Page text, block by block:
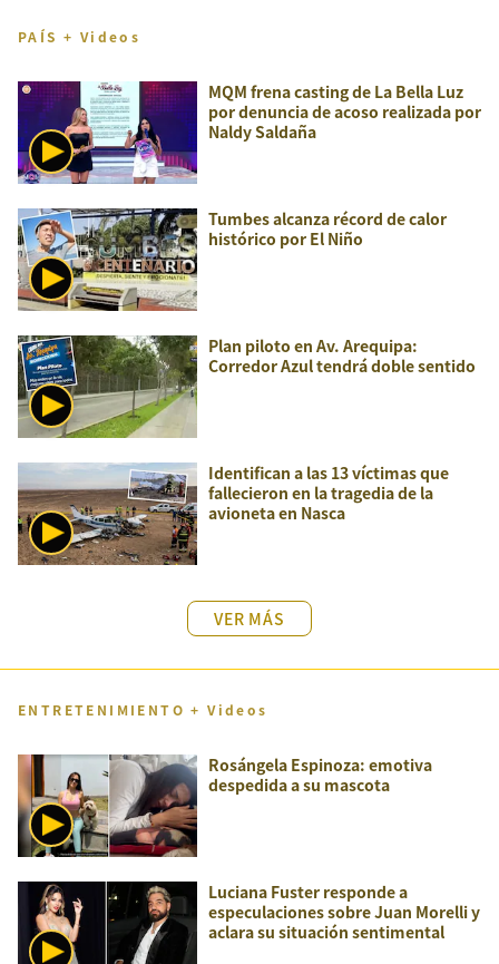
PAÍS + Videos
MQM frena casting de La Bella Luz
por denuncia de acoso realizada por
Naldy Saldaña
Tumbes alcanza récord de calor
histórico por El Niño
Plan piloto en Av. Arequipa:
Corredor Azul tendrá doble sentido
Identifican a las 13 víctimas que
fallecieron en la tragedia de la
avioneta en Nasca
VER MÁS
ENTRETENIMIENTO + Videos
Rosángela Espinoza: emotiva
despedida a su mascota
Luciana Fuster responde a
especulaciones sobre Juan Morelli y
aclara su situación sentimental